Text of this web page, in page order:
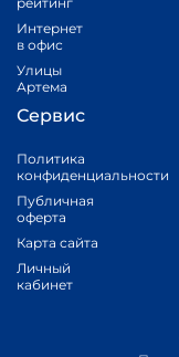
Интернет
в офис
Улицы
Артема
Сервис
Политика
конфиденциальности
Публичная
оферта
Карта сайта
Личный
кабинет